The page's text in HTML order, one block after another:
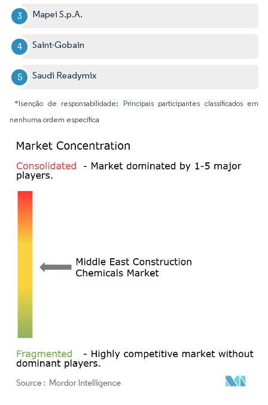
Mapei S.p.A.
Saint-Gobain
Saudi Readymix
*Isenção de responsabilidade: Principais participantes classificados em
nenhuma ordem específica